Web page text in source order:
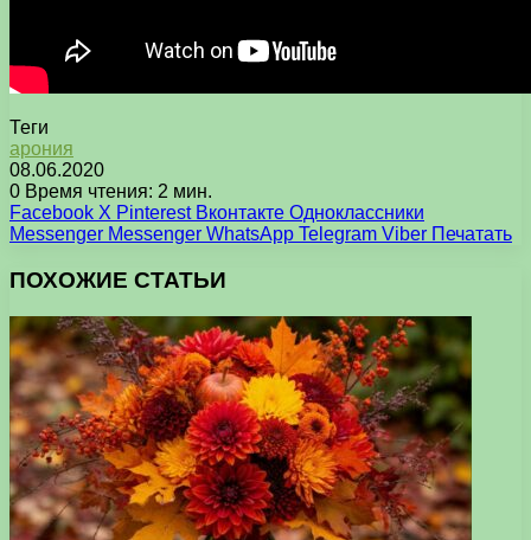
Теги
арония
08.06.2020
0 Время чтения: 2 мин.
Facebook X Pinterest Вконтакте Одноклассники
Messenger Messenger WhatsApp Telegram Viber Печатать
ПОХОЖИЕ СТАТЬИ